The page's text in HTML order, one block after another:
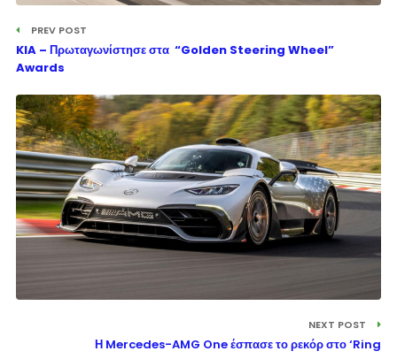
PREV POST
KIA – Πρωταγωνίστησε στα “Golden Steering Wheel”
Awards
NEXT POST
Η Mercedes-AMG One έσπασε το ρεκόρ στο ‘Ring